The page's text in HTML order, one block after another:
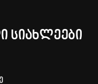
ᲡᲘᲐᲮᲚᲔᲔᲑᲘ